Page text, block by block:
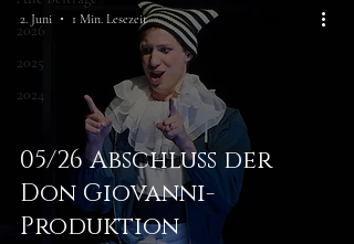
2026
2025
2024
05/26 Abschluss der
Don Giovanni-
Produktion
2. Juni 1 Min. Lesezeit